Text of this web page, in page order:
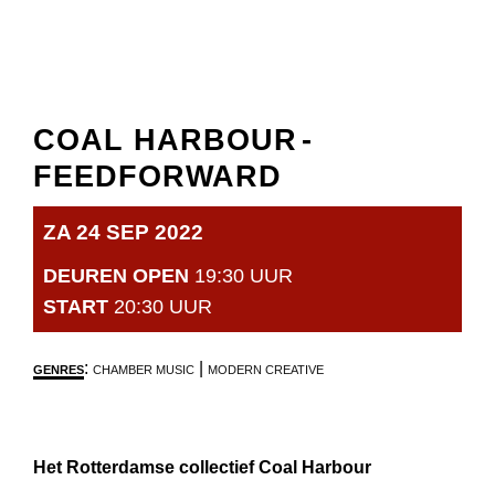
COAL HARBOUR -
FEEDFORWARD
ZA 24 SEP 2022
DEUREN OPEN 19:30 UUR
START 20:30 UUR
GENRES: CHAMBER MUSIC MODERN CREATIVE
Het Rotterdamse collectief Coal Harbour